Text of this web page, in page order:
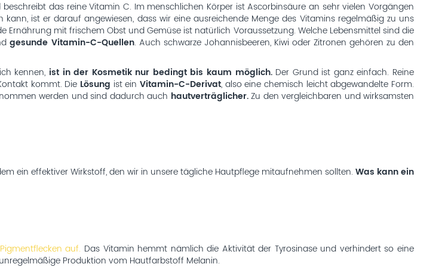
das reine Vitamin C. Im menschlichen Körper ist Ascorbinsäure an sehr vielen Vorgängen
ist er darauf angewiesen, dass wir eine ausreichende Menge des Vitamins regelmäßig zu uns
mit frischem Obst und Gemüse ist natürlich Voraussetzung. Welche Lebensmittel sind die
gesunde Vitamin-C-Quellen. Auch schwarze Johannisbeeren, Kiwi oder Zitronen gehören zu den
kennen, ist in der Kosmetik nur bedingt bis kaum möglich.Der Grund ist ganz einfach. Reine
kommt. Die Lösung ist ein Vitamin-C-Derivat, also eine chemisch leicht abgewandelte Form.
werden und sind dadurch auch hautverträglicher.Zu den vergleichbaren und wirksamsten
ein effektiver Wirkstoff, den wir in unsere tägliche Hautpflege mitaufnehmen sollten. Was kann ein
auf. Das Vitamin hemmt nämlich die Aktivität der Tyrosinase und verhindert so eine
Produktion vom Hautfarbstoff Melanin.